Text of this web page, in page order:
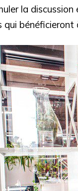
la
qui bénéficieront